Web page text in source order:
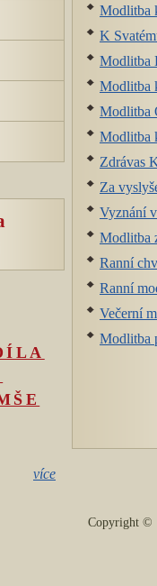
Modlitba
K
Modlitba
Modlitba
Modlitba
Modlitba
Zdrávas
Za
Vyznání
Modlitba
Ranní
Ranní
Večerní
Modlitba
více
Copyright